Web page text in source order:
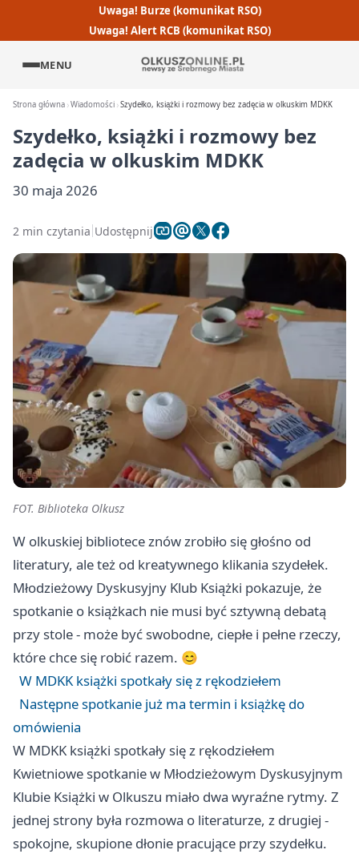
Uwaga! Burze (komunikat RSO)
Uwaga! Alert RCB (komunikat RSO)
MENU
Strona główna Wiadomości Szydełko, książki i rozmowy bez zadęcia w olkuskim MDKK
Szydełko, książki i rozmowy bez
zadęcia w olkuskim MDKK
30 maja 2026
2 min czytania Udostępnij
FOT. Biblioteka Olkusz
W olkuskiej bibliotece znów zrobiło się głośno od
literatury, ale też od kreatywnego klikania szydełek.
Młodzieżowy Dyskusyjny Klub Książki pokazuje, że
spotkanie o książkach nie musi być sztywną debatą
przy stole - może być swobodne, ciepłe i pełne rzeczy,
które chce się robić razem. 😊
W MDKK książki spotkały się z rękodziełem
Następne spotkanie już ma termin i książkę do
omówienia
W MDKK książki spotkały się z rękodziełem
Kwietniowe spotkanie w Młodzieżowym Dyskusyjnym
Klubie Książki w Olkuszu miało dwa wyraźne rytmy. Z
jednej strony była rozmowa o literaturze, z drugiej -
spokojne, skupione dłonie pracujące przy szydełku.